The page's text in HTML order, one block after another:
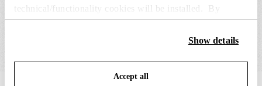
technical/functionality cookies will be installed. By
clicking on “Accept all” you consent to the use of all the
cookies. By clicking on “Change settings” you can accept
save your choices. You can modify your options anytime.
To know more refer to ourCookie Policy
Show details
Accept all